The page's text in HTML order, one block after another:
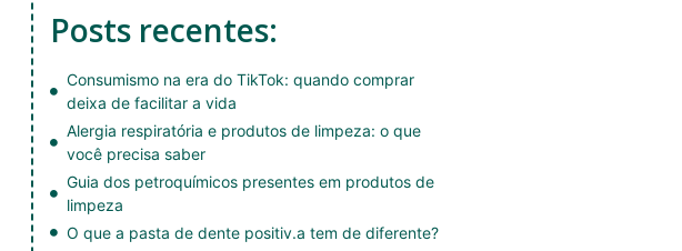
Posts recentes:
Consumismo na era do TikTok: quando comprar
deixa de facilitar a vida
Alergia respiratória e produtos de limpeza: o que
você precisa saber
Guia dos petroquímicos presentes em produtos de
limpeza
O que a pasta de dente positiv.a tem de diferente?